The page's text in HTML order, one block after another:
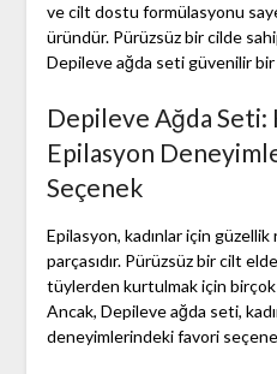
ve cilt dostu formülasyonu
üründür. Pürüzsüz bir cilde
Depileve ağda seti güvenilir
Depileve Ağda Seti:
Epilasyon
Seçenek
Epilasyon, kadınlar için
parçasıdır. Pürüzsüz bir cilt
tüylerden kurtulmak için
Ancak, Depileve ağda seti,
deneyimlerindeki favori